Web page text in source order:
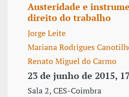
Austeridade e
direito do trabalho
Jorge Leite
Mariana Rodrigues
Renato Miguel do Carmo
23 de junho de 2015,
Sala 2, CES-Coimbra